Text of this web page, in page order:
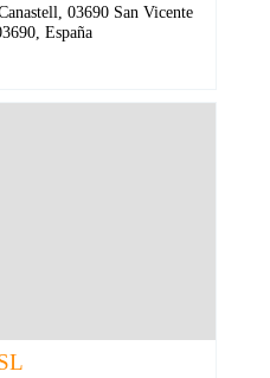
03690 San Vicente
España